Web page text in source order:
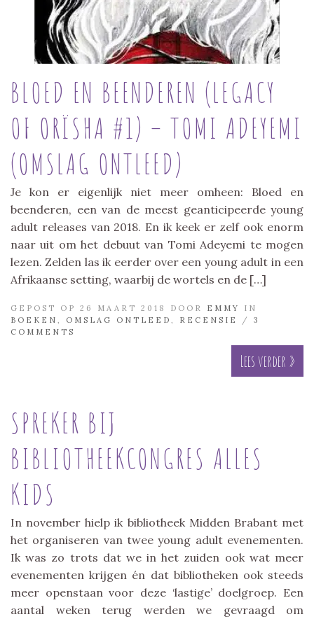
BLOED EN BEENDEREN (LEGACY
OF ORÏSHA #1) – TOMI ADEYEMI
(OMSLAG ONTLEED)
Je kon er eigenlijk niet meer omheen: Bloed en
beenderen, een van de meest geanticipeerde young
adult releases van 2018. En ik keek er zelf ook enorm
naar uit om het debuut van Tomi Adeyemi te mogen
lezen. Zelden las ik eerder over een young adult in een
Afrikaanse setting, waarbij de wortels en de […]
GEPOST OP 26 MAART 2018 DOOR EMMY
IN
BOEKEN
OMSLAG ONTLEED RECENSIE / 3
COMMENTS
Lees verder »
SPREKER BIJ
BIBLIOTHEEKCONGRES ALLES
KIDS
In november hielp ik bibliotheek Midden Brabant met
het organiseren van twee young adult evenementen.
Ik was zo trots dat we in het zuiden ook wat meer
evenementen krijgen én dat bibliotheken ook steeds
meer openstaan voor deze ‘lastige’ doelgroep. Een
aantal weken terug werden we gevraagd om